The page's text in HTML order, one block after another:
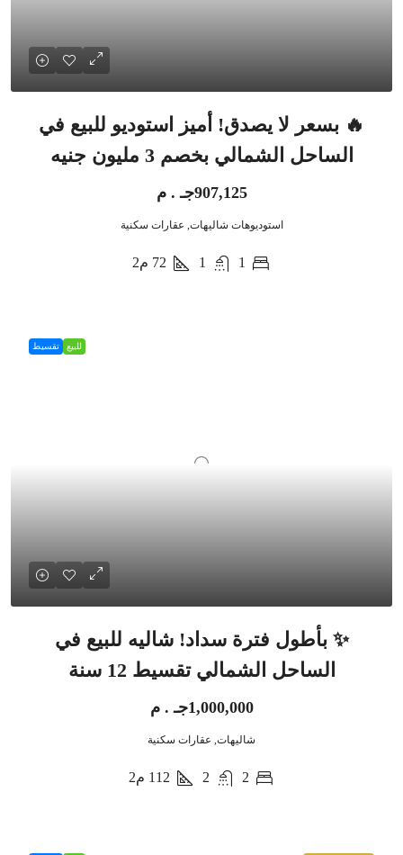
🔥 بسعر لا يصدق! أميز استوديو للبيع في
الساحل الشمالي بخصم 3 مليون جنيه
907,125جـ . م
استوديوهات شاليهات, عقارات سكنية
1
1
72 م2
للبيع تقسيط
✨ بأطول فترة سداد! شاليه للبيع في
الساحل الشمالي تقسيط 12 سنة
1,000,000جـ . م
شاليهات, عقارات سكنية
2
2
112 م2